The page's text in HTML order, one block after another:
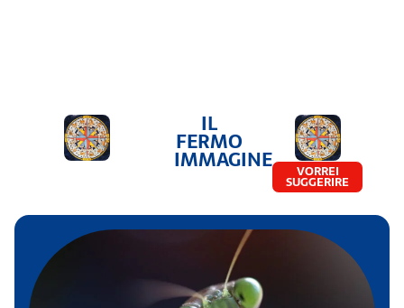
IL
FERMO
IMMAGINE VORREI
SUGGERIRE